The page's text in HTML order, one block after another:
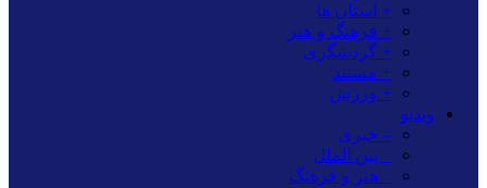
+ استان ها
+ فرهنگ و هنر
+ گردشگری
+ مستند
+ ورزش
ویدیو
– خبری
_ بین الملل
_ هنر و فرهنگ